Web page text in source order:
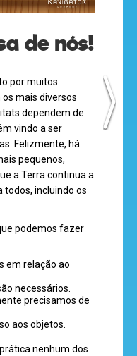
olá
desenhos
animados
de nós!
por muitos
mais diversos
dependem de
vindo a ser
Felizmente, há
pequenos,
a Terra continua a
todos, incluindo os
podemos fazer
em relação ao
necessários.
precisamos de
aos objetos.
nenhum dos